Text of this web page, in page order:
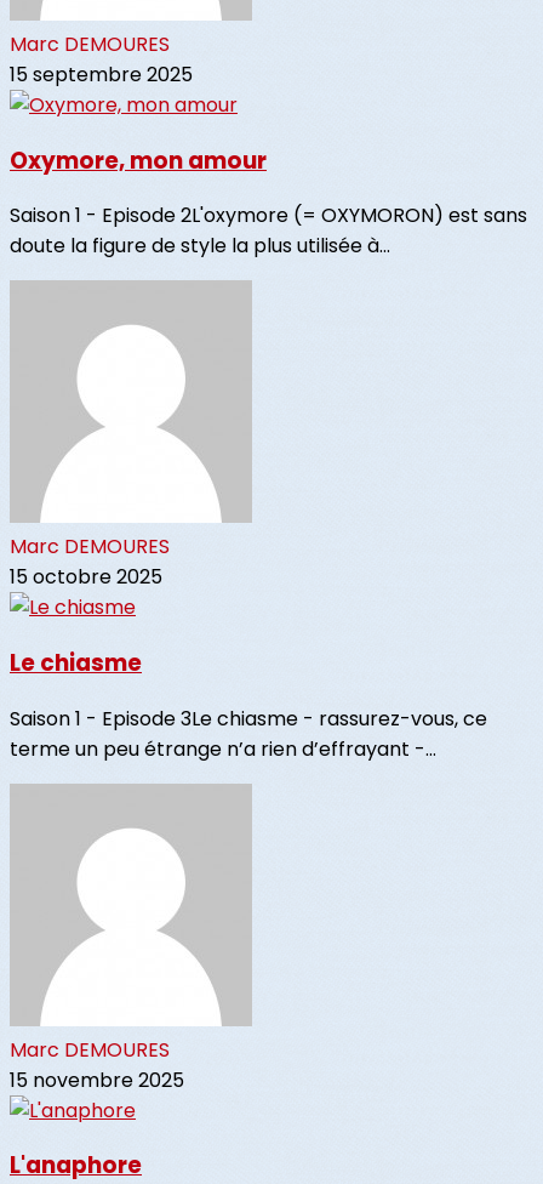
Marc DEMOURES
15 septembre 2025
Oxymore, mon amour
Saison 1 - Episode 2L'oxymore (= OXYMORON) est sans
doute la figure de style la plus utilisée à...
Marc DEMOURES
15 octobre 2025
Le chiasme
Saison 1 - Episode 3Le chiasme - rassurez-vous, ce
terme un peu étrange n’a rien d’effrayant -...
Marc DEMOURES
15 novembre 2025
L'anaphore